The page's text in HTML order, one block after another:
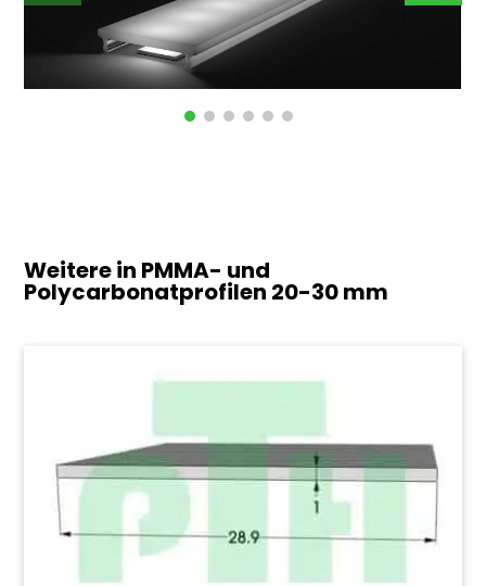
Weitere in PMMA- und
Polycarbonatprofilen 20-30 mm